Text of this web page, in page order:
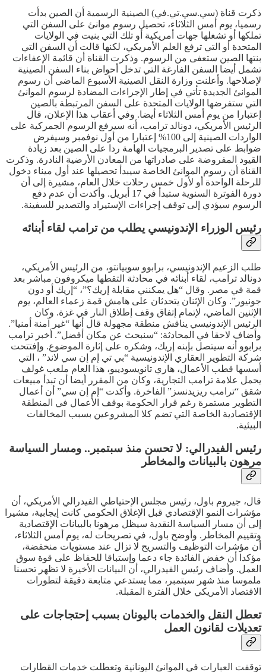
ذكرت قناة (سي.سي.تي.في) الصينية الرسمية أن الصين بدأت
رسميا، يوم أمس الثلاثاء، تحصيل رسوم موانئ على السفن التي
تملكها أو تشغلها جهات أمريكية أو تلك التي بنيت في الولايات
المتحدة أو التي ترفع العلم الأمريكي، لكنها قالت أن السفن التي
بنتها الصين ستعفى من الرسوم. وذكرت القناة أن قائمة الإعفاءات
تشمل أيضا السفن الفارغة التي تدخل أحواض بناء السفن الصينية
لإصلاحها. وأعلنت وزارة النقل الصينية الأسبوع الماضي أن رسوم
الموانئ الجديدة تأتي في إطار الإجراءات المضادة لرسوم الموانئ
التي ستفرضها الولايات المتحدة على السفن المرتبطة بالصين
إعتبارا من يوم أمس الثلاثاء أيضا. وفي أعقاب هذا الإعلان، قال
الرئيس الأمريكي، دونالد ترامب، أنه سيرفع الرسوم الجمركية على
الواردات الصينية إلى 100% إعتبارا من أول نوفمبر وسيفرض
ضوابط على تصدير البرمجيات الهامة ردا على الصين بعد زيادة
القيود المفروضة على صادراتها من المعادن الأرضية النادرة. وذكرت
القناة أن رسوم الموانئ الخاصة سيبدأ تحصيلها عند أول ميناء دخول
للرحلة الواحدة أو لأول خمس رحلات خلال العام، مشيرة إلى أن
دورة الفوترة السنوية ستبدأ في 17 أبريل. وأكدت أن عدم دفع
الرسوم سيؤدي إلى توقف إجراءات الإستيراد والتصدير للسفينة.
رئيس الوزراء الإندونيسي يطلب من ترامب لقاء أبنائه
طلب الزعيم الإندونيسي، برابوو سوبيانتو، من الرئيس الأمريكي،
دونالد ترامب، لقاء أبنائه في محادثة التقطها ميكروفون مباشر بعد
قمة في مصر. وقال “هل يمكنني مقابلة إريك؟”، “إريك أو دون
جونيور”. وكان الإثنان يتحدثان على هامش قمة زعماء العالم، يوم
الإثنين الماضي، لإتمام إتفاق وقف إطلاق النار في غزة. وكان
الرئيس الإندونيسي يناقش منطقة مجهولة قال أنها “غير آمنة أمنيا”.
وأضاف لاحقا في المحادثة: “سنبحث عن مكان أفضل”. أخبر ترامب
برابوو أنه سيتصل بإبنه إريك، وشكره على إثارة الموضوع. وإفتتحت
شركة التطوير العقاري الإندونيسية “بي تي إم إن سي لاند” ، التي
أسسها قطب الأعمال، هاري تانويسوديبو، هذا العام ملعب غولف
يحمل علامة ترامب التجارية، وكان من المقرر أيضا أن تبدأ مبيعات
شقق “ترامب ريزيدنسز” الفاخرة. وأكدت “إم إن سي” أن أعمال
التطوير مستمرة رغم قرار الحكومة بوقف الأعمال في المنطقة
الإقتصادية الخاصة التي تضم كلا المشروعين بسبب المخالفات
البيئية.
رئيس الفيدرالي: لا تحسن منذ سبتمبر.. ومسار السياسة
مرهون بالبيانات والمخاطر
قال، جيروم باول، رئيس مجلس الإحتياطي الفيدرالي الأمريكي، أن
مؤشرات النمو الإقتصادي قبل الإغلاق الحكومي كانت إيجابية، مشيرا
إلى أن مسار السياسة النقدية سيظل مرهونا بالبيانات الإقتصادية
وتقييم المخاطر. وأوضح باول، في تصريحات له، يوم أمس الثلاثاء،
أن مؤشرات التوظيف والتسريح لا تزال عند مستويات منخفضة،
مؤكدا أن خفض الفائدة جاء دعما وإستباقا للحفاظ على قوة سوق
العمل. وأضاف رئيس الفيدرالي، أن البيانات الأخيرة لا تظهر تحسنا
ملموسا منذ شهر سبتمبر، مما يستدعي متابعة دقيقة لتطورات
الاقتصاد الأمريكي خلال الفترة المقبلة.
تعطل النقل والخدمات باليونان بسبب إحتجاجات على
تعديلات لقانون العمل
توقفت العبارات في الموانئ اليونانية وتعطلت خدمات القطارات